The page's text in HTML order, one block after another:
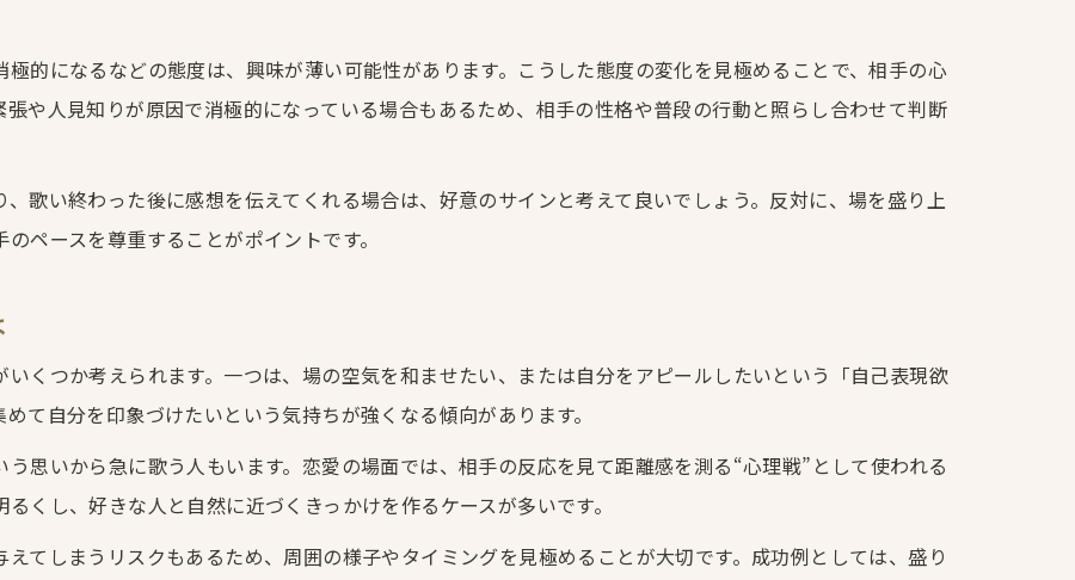
カラオケで隣に座る行動の心理解説
褒め言葉や拍手に表れる好意のサイン
カラオケ中の自然なボディタッチの意味
歌いながら距離を詰める脈あり行動とは
的になるなどの態度は、興味が薄い可能性があります。こうした態度の変化を見極めることで、相手の心
や人見知りが原因で消極的になっている場合もあるため、相手の性格や普段の行動と照らし合わせて判断
歌い終わった後に感想を伝えてくれる場合は、好意のサインと考えて良いでしょう。反対に、場を盛り上
ペースを尊重することがポイントです。
くつか考えられます。一つは、場の空気を和ませたい、または自分をアピールしたいという「自己表現欲
て自分を印象づけたいという気持ちが強くなる傾向があります。
思いから急に歌う人もいます。恋愛の場面では、相手の反応を見て距離感を測る“心理戦”として使われる
くし、好きな人と自然に近づくきっかけを作るケースが多いです。
てしまうリスクもあるため、周囲の様子やタイミングを見極めることが大切です。成功例としては、盛り